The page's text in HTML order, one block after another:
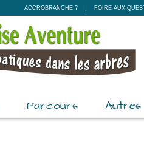
ACCROBRANCHE ? FOIRE AUX
Parcours